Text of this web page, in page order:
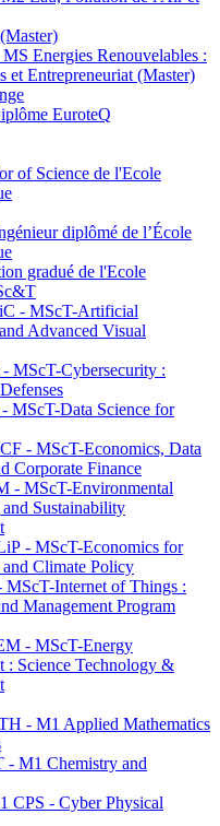
Energies Renouvelables :
et Entrepreneuriat (Master)
EuroteQ
of Science de l'Ecole
diplômé de l’École
gradué de l'Ecole
- MScT-Artificial
Advanced Visual
MScT-Cybersecurity :
MScT-Data Science for
- MScT-Economics, Data
Corporate Finance
- MScT-Environmental
Sustainability
- MScT-Economics for
and Climate Policy
Internet of Things :
Management Program
- MScT-Energy
: Science Technology &
- M1 Applied Mathematics
M1 Chemistry and
CPS - Cyber Physical